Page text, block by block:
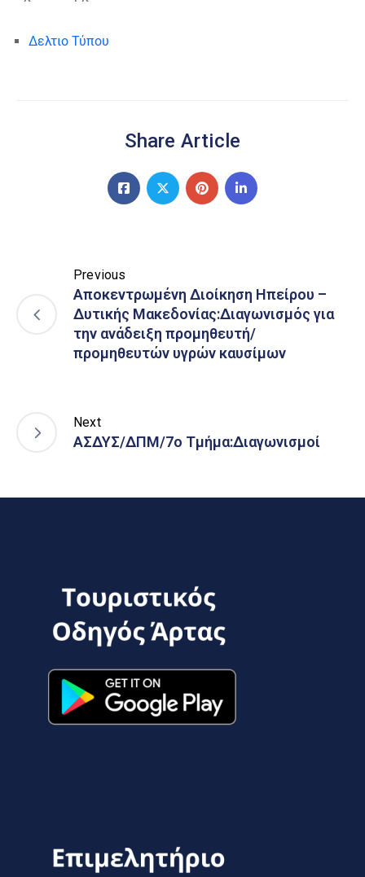
Δελτιο Τύπου
Share Article
Previous
Αποκεντρωμένη Διοίκηση Ηπείρου –
Δυτικής Μακεδονίας:Διαγωνισμός για
την ανάδειξη προμηθευτή/
προμηθευτών υγρών καυσίμων
Next
ΑΣΔΥΣ/ΔΠΜ/7ο Τμήμα:Διαγωνισμοί